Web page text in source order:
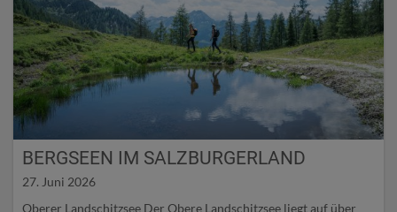
BERGSEEN IM SALZBURGERLAND
27. Juni 2026
Oberer Landschitzsee Der Obere Landschitzsee liegt auf über